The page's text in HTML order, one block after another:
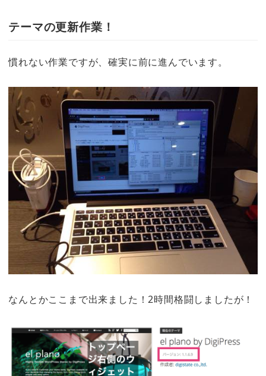
テーマの更新作業！
慣れない作業ですが、確実に前に進んでいます。
なんとかここまで出来ました！2時間格闘しましたが！